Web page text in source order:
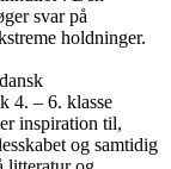
svar på
holdninger.
4. – 6. klasse
inspiration til,
og samtidig